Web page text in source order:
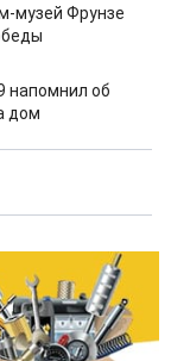
музей Фрунзе
напомнил об
дом